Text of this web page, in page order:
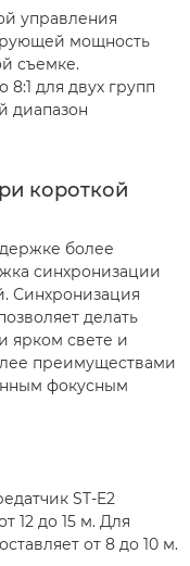
управления
мощность
съемке.
для двух групп
диапазон
короткой
более
синхронизации
Синхронизация
делать
ярком свете и
преимуществами
фокусным
ST-E2
12 до 15 м. Для
от 8 до 10 м.